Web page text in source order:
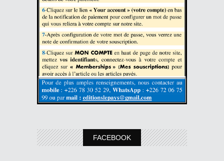
FACEBOOK